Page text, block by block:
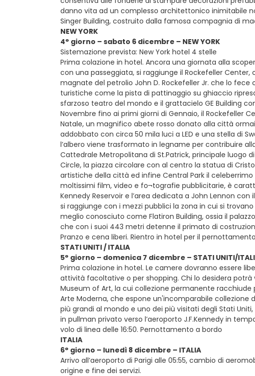
danno vita ad un complesso architettonico inimitabile
Singer Building, costruito dalla famosa compagnia di
NEW YORK
4° giorno – sabato 6 dicembre – NEW YORK
Sistemazione prevista: New York hotel 4 stelle
Prima colazione in hotel. Ancora una giornata alla
con una passeggiata, si raggiunge il Rockefeller
magnate del petrolio John D. Rockefeller Jr. che lo fece
turistiche come la pista di pattinaggio su ghiaccio
sfarzoso teatro del mondo e il grattacielo GE Building
Novembre fino ai primi giorni di Gennaio, il Rockefeller
Natale, un magnifico abete rosso donato alla città
addobbato con circa 50 mila luci a LED e una stella di
l’albero viene trasformato in legname per contribuire
Cattedrale Metropolitana di St.Patrick, principale luogo
Circle, la piazza circolare con al centro la statua di
artistiche della città ed infine Central Park il
moltissimi film, video e fo¬tografie pubblicitarie, è
Kennedy Reservoir e l’area dedicata a John Lennon
si raggiunge con i mezzi pubblici la zona in cui si
meglio conosciuto come Flatiron Building, ossia il
che con i suoi 443 metri detenne il primato di
Pranzo e cena liberi. Rientro in hotel per il
STATI UNITI / ITALIA
5° giorno – domenica 7 dicembre – STATI UNITI/
Prima colazione in hotel. Le camere dovranno essere
attività facoltative o per shopping. Chi lo desidera
Museum of Art, la cui collezione permanente racchiude
Arte Moderna, che espone un'incomparabile collezione
più grandi al mondo e uno dei più visitati degli Stati
in pullman privato verso l’aeroporto J.F.Kennedy in
volo di linea delle 16:50. Pernottamento a bordo
ITALIA
6° giorno – lunedì 8 dicembre – ITALIA
Arrivo all’aeroporto di Parigi alle 05:55, cambio di
origine e fine dei servizi.